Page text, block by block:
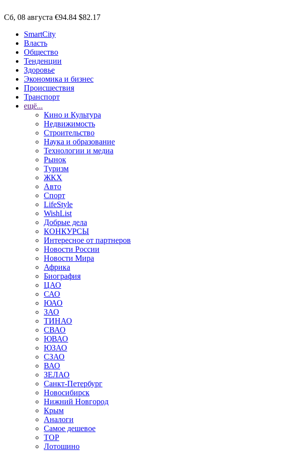
Сб, 08 августа €94.84 $82.17
SmartCity
Власть
Общество
Тенденции
Здоровье
Экономика и бизнес
Происшествия
Транспорт
ещё...
Кино и Культура
Недвижимость
Строительство
Наука и образование
Технологии и медиа
Рынок
Туризм
ЖКХ
Авто
Спорт
LifeStyle
WishList
Добрые дела
КОНКУРСЫ
Интересное от партнеров
Новости России
Новости Мира
Африка
Биография
ЦАО
САО
ЮАО
ЗАО
ТИНАО
СВАО
ЮВАО
ЮЗАО
СЗАО
ВАО
ЗЕЛАО
Санкт-Петербург
Новосибирск
Нижний Новгород
Крым
Аналоги
Самое дешевое
TOP
Лотошино